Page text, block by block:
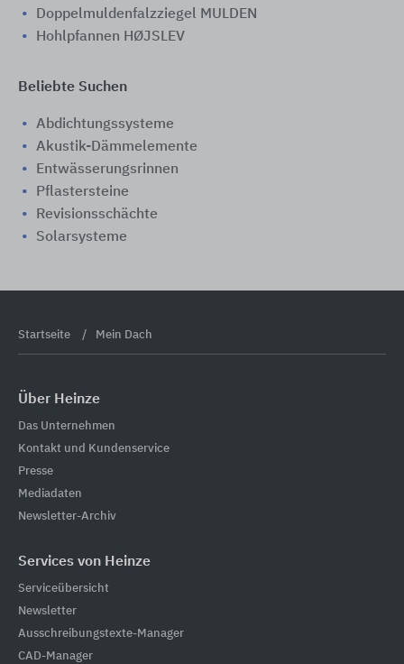
Doppelmuldenfalzziegel MULDEN
Hohlpfannen HØJSLEV
Beliebte Suchen
Abdichtungssysteme
Akustik-Dämmelemente
Entwässerungsrinnen
Pflastersteine
Revisionsschächte
Solarsysteme
Startseite Mein Dach
Über Heinze
Das Unternehmen
Kontakt und Kundenservice
Presse
Mediadaten
Newsletter-Archiv
Services von Heinze
Serviceübersicht
Newsletter
Ausschreibungstexte-Manager
CAD-Manager